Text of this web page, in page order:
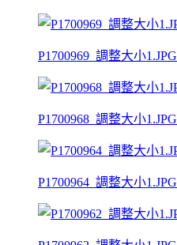
P1700969_調整大小1.JPG
P1700968_調整大小1.JPG
P1700964_調整大小1.JPG